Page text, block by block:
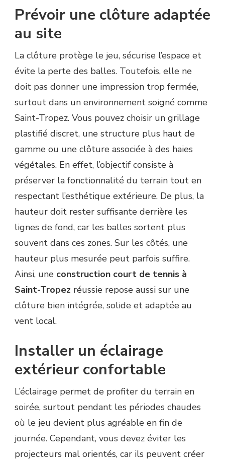
Prévoir une clôture adaptée
au site
La clôture protège le jeu, sécurise l’espace et
évite la perte des balles. Toutefois, elle ne
doit pas donner une impression trop fermée,
surtout dans un environnement soigné comme
Saint-Tropez. Vous pouvez choisir un grillage
plastifié discret, une structure plus haut de
gamme ou une clôture associée à des haies
végétales. En effet, l’objectif consiste à
préserver la fonctionnalité du terrain tout en
respectant l’esthétique extérieure. De plus, la
hauteur doit rester suffisante derrière les
lignes de fond, car les balles sortent plus
souvent dans ces zones. Sur les côtés, une
hauteur plus mesurée peut parfois suffire.
Ainsi, une construction court de tennis à
Saint-Tropez réussie repose aussi sur une
clôture bien intégrée, solide et adaptée au
vent local.
Installer un éclairage
extérieur confortable
L’éclairage permet de profiter du terrain en
soirée, surtout pendant les périodes chaudes
où le jeu devient plus agréable en fin de
journée. Cependant, vous devez éviter les
projecteurs mal orientés, car ils peuvent créer